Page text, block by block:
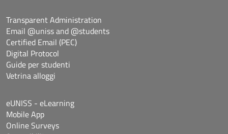
Transparent Administration
Email @uniss and @students
Certified Email (PEC)
Digital Protocol
Guide per studenti
Vetrina alloggi
eUNISS - eLearning
Mobile App
Online Surveys